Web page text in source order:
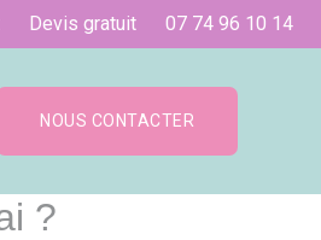
Devis gratuit 07 74 96 10 14
NOUS CONTACTER
?